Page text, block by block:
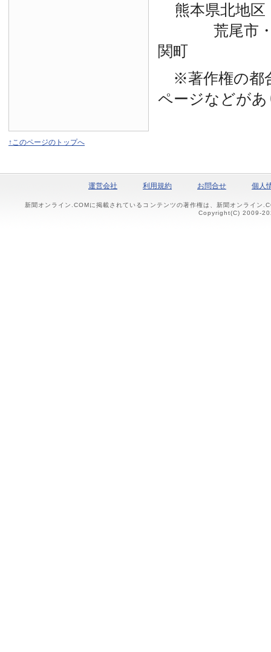
熊本県北地区
荒尾市・玉
関町
※著作権の都
ページなどが
↑このページのトップへ
運営会社 利用規約 お問合せ 個人
新聞オンライン.COMに掲載されているコンテンツの著作権は、新聞オンライン
Copyright(C) 2009-